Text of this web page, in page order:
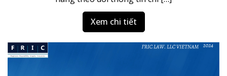
Xem chi tiết